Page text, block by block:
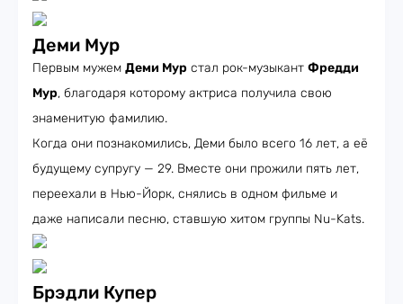
Деми Мур
Первым мужем Деми Мур стал рок-музыкант Фредди
Мур, благодаря которому актриса получила свою
знаменитую фамилию.
Когда они познакомились, Деми было всего 16 лет, а её
будущему супругу — 29. Вместе они прожили пять лет,
переехали в Нью-Йорк, снялись в одном фильме и
даже написали песню, ставшую хитом группы Nu-Kats.
Брэдли Купер